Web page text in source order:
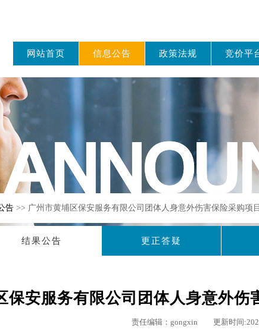
网站首页 信息公告 政策法规 竞价平
告 >> 广州市黄埔区保安服务有限公司团体人身意外伤害保险采购项
结果公告 更正答疑
保安服务有限公司团体人身意外
责任编辑：gongxin 更新时间